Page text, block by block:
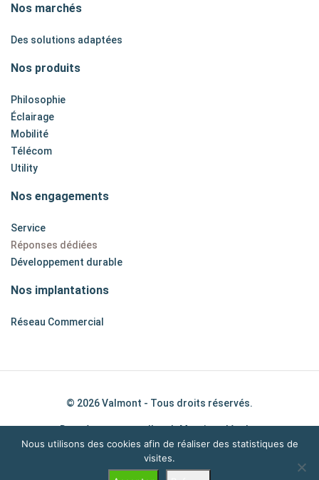
Nos marchés
Des solutions adaptées
Nos produits
Philosophie
Éclairage
Mobilité
Télécom
Utility
Nos engagements
Service
Réponses dédiées
Développement durable
Nos implantations
Réseau Commercial
© 2026 Valmont - Tous droits réservés.
Données personnelles | Mentions légales
Nous utilisons des cookies afin de réaliser des statistiques de
visites.